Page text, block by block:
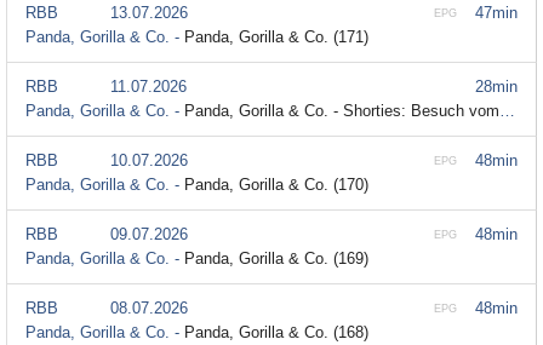
47min
EPG
RBB
13.07.2026
Panda, Gorilla & Co. - Panda, Gorilla & Co. (171)
28min
RBB
11.07.2026
Panda, Gorilla & Co. - Panda, Gorilla & Co. - Shorties: Besuch vom Tierarzt (10)
48min
EPG
RBB
10.07.2026
Panda, Gorilla & Co. - Panda, Gorilla & Co. (170)
48min
EPG
RBB
09.07.2026
Panda, Gorilla & Co. - Panda, Gorilla & Co. (169)
48min
EPG
RBB
08.07.2026
Panda, Gorilla & Co. - Panda, Gorilla & Co. (168)